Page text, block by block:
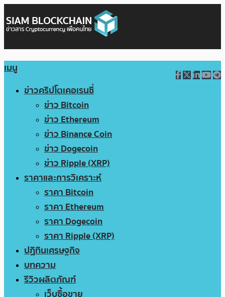
เมนู
ข่าวคริปโตเคอเรนซี่
ข่าว Bitcoin
ข่าว Ethereum
ข่าว Binance Coin
ข่าว Dogecoin
ข่าว Ripple (XRP)
ราคาและการวิเคราะห์
ราคา Bitcoin
ราคา Ethereum
ราคา Dogecoin
ราคา Ripple (XRP)
ปฏิทินเศรษฐกิจ
บทความ
รีวิวผลิตภัณฑ์